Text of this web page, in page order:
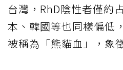
台灣，RhD陰性者僅約
本、韓國等也同樣偏低
被稱為「熊貓血」，象